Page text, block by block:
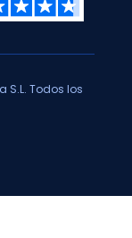
S.L. Todos los